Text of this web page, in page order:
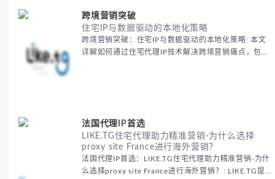
跨境营销突破
住宅IP与数据驱动的本地化策略
跨境营销突破：住宅IP与数据驱动的本地化策略: 本文
详解如何通过住宅代理IP技术解决跨境营销痛点，包括
法国代理IP首选
LIKE.TG住宅代理助力精准营销-为什么选择
proxy site France进行海外营销？
法国代理IP首选：LIKE.TG住宅代理助力精准营销-为什
么选择proxy site France进行海外营销？: LIKE.TG提